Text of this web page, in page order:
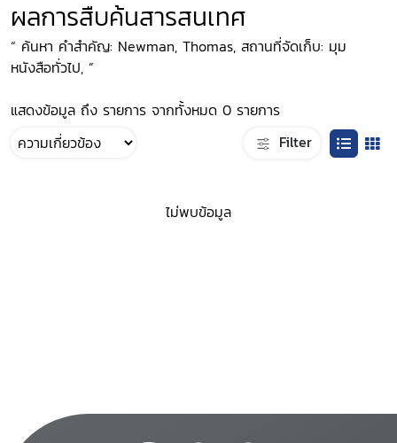
ผลการสืบค้นสารสนเทศ
“ ค้นหา คำสำคัญ: Newman, Thomas, สถานที่จัดเก็บ: มุม
หนังสือทั่วไป, ”
แสดงข้อมูล ถึง รายการ จากทั้งหมด 0 รายการ
Filter
ไม่พบข้อมูล